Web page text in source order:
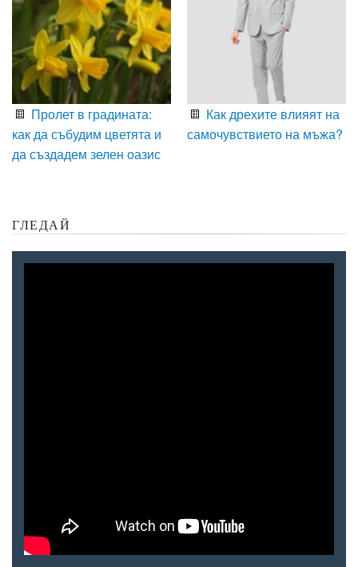
Пролет в градината:
как да събудим цветята и
да създадем зелен оазис
Как дрехите влияят на
самочувствието на мъжа?
ГЛЕДАЙ